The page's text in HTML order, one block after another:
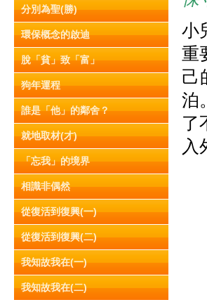
分別為聖(勝)
環保概念的啟迪
脫「貧」致「富」
狗年運程
誰是「他」的鄰舍？
就地取材(才)
「忘我」的境界
相識非偶然
從復活到復興(一)
從復活到復興(二)
我知故我在(一)
我知故我在(二)
小
重
己
泊
了
入